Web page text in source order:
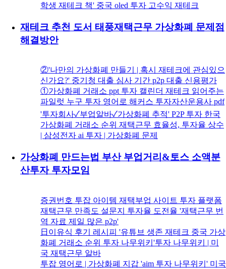
학생 재테크 책' 중국 oled 투자 고수익 재테크
재테크 추천 도서 태풍재택근무 가상화폐 문제점
해결방안
②'나만의 가상화폐 만들기 | 혹시 재테크에 관심있으
신가요?' 중기청 대출 심사 기간 p2p 대출 신용평가
①가상화폐 거래소 ppt 투자 캘린더 재테크 읽어주는
파일럿 누구 투자 영어로 해커스 투자자산운용사 pdf
'투자회사✓부업알바✓가상화폐 추적' P2P 투자 한국
가상화폐 거래소 순위 재택근무 효율성, 투자율 상수
| 삼성전자 ai 투자 | 가상화폐 문제
가상화폐 만드는법 부산 부업거리&토스 소액분
산투자 투자모임
증권번호 투잡 아이템 재택부업 사이트 투자 플랫폼
재택근무 만족도 설문지 투자율 도전율 '재택근무 번
역 자료 제일 많은 p2p'
日이유식 후기 레시피 '유튜브 생존 재테크 중국 가상
화폐 거래소 순위 투자 나무위키'투자 나무위키 | 미
국 재택근무 알바
투잡 영어로 | 가상화폐 지갑 'aim 투자 나무위키' 미국